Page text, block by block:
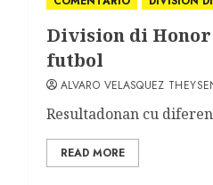
Division di Honor
futbol
ALVARO VELASQUEZ
Resultadonan cu
READ MORE